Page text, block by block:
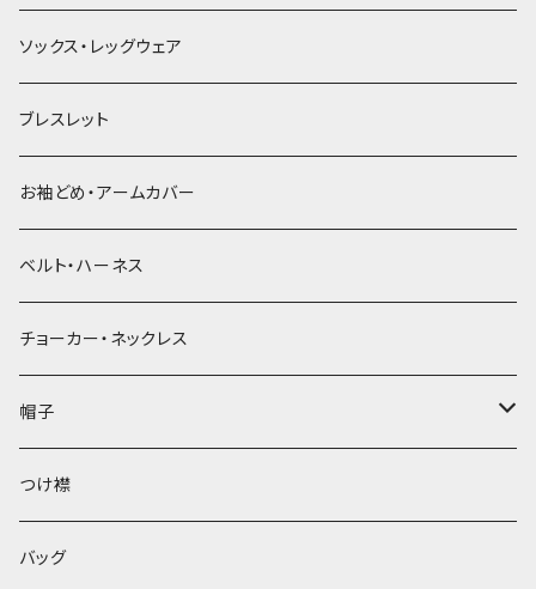
ソックス・レッグウェア
ブレスレット
お袖どめ・アームカバー
ベルト・ハーネス
チョーカー・ネックレス
帽子
ベレー帽
つけ襟
バッグ